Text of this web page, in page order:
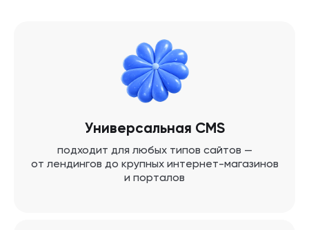
Универсальная CMS
подходит для любых типов сайтов —
от лендингов до крупных интернет-магазинов
и порталов